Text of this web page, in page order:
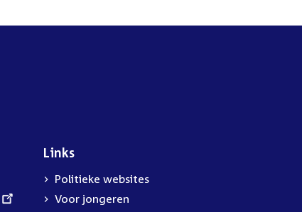
Links
Politieke websites
Voor jongeren